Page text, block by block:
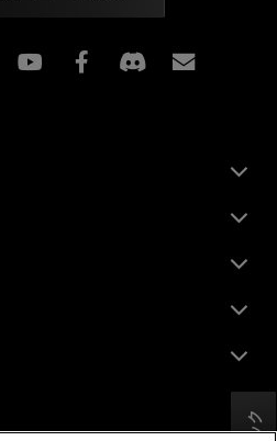
Instagram Facebook